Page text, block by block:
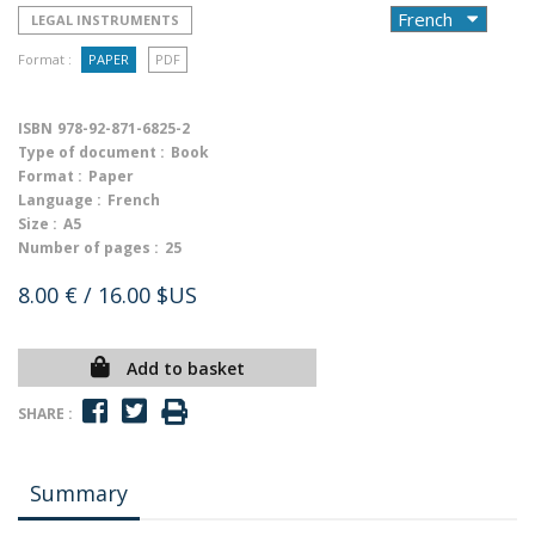
LEGAL INSTRUMENTS
Format : PAPER PDF
ISBN 978-92-871-6825-2
Type of document : Book
Format : Paper
Language : French
Size : A5
Number of pages : 25
8.00 € / 16.00 $US
Add to basket
SHARE :
Summary